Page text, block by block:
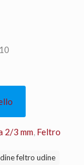
2/3 mm, Feltro
feltro udine